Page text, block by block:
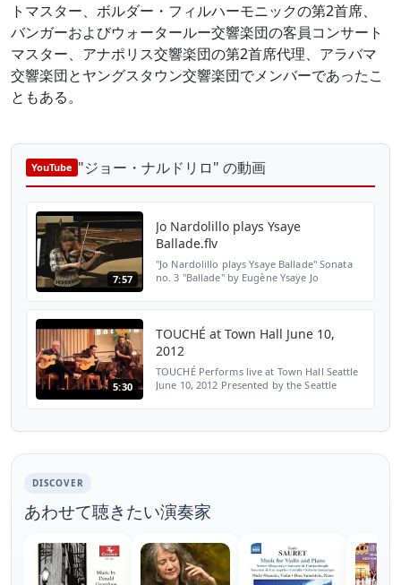
トマスター、ボルダー・フィルハーモニックの第2首席、
バンガーおよびウォータールー交響楽団の客員コンサート
マスター、アナポリス交響楽団の第2首席代理、アラバマ
交響楽団とヤングスタウン交響楽団でメンバーであったこ
ともある。
YouTube "ジョー・ナルドリロ" の動画
7:57
Jo Nardolillo plays Ysaye
Ballade.flv
"Jo Nardolillo plays Ysaye Ballade" Sonata
no. 3 "Ballade" by Eugène Ysaÿe Jo
5:30
TOUCHÉ at Town Hall June 10,
2012
TOUCHÉ Performs live at Town Hall Seattle
June 10, 2012 Presented by the Seattle
DISCOVER
あわせて聴きたい演奏家